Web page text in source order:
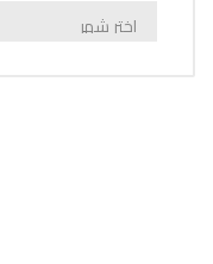
اﻷرشيف